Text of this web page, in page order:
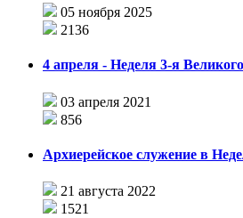
05 ноября 2025
2136
4 апреля - Неделя 3-я
03 апреля 2021
856
Архиерейское служение в
21 августа 2022
1521